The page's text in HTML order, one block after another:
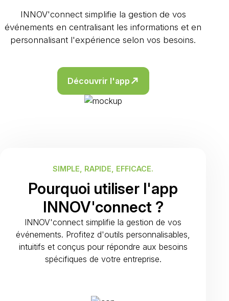
INNOV'connect simplifie la gestion de vos
événements en centralisant les informations et en
personnalisant l'expérience selon vos besoins.
Découvrir l'app north_east
SIMPLE, RAPIDE, EFFICACE.
Pourquoi utiliser l'app
INNOV'connect ?
INNOV'connect simplifie la gestion de vos
événements. Profitez d'outils personnalisables,
intuitifs et conçus pour répondre aux besoins
spécifiques de votre entreprise.